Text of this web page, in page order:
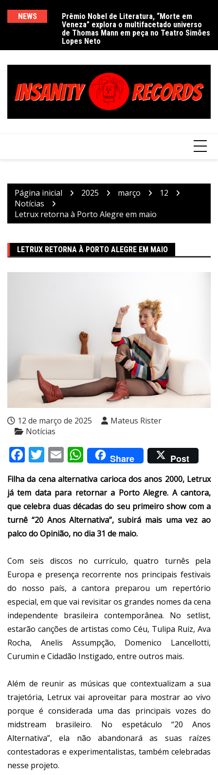
NEWS
Prêmio Nobel de Literatura, “Morte em
Veneza” explora o multifacetado universo
de Thomas Mann em peça no Teatro Simões
Lopes Neto
Página inicial 2025 março
12
Notícias
Letrux retorna à Porto Alegre em maio
LETRUX RETORNA À PORTO ALEGRE EM MAIO
12 de março de 2025
Mateus Rister
Notícias
Facebook
Twitter
EmailWhatsApp
Share Post
Filha da cena alternativa carioca dos anos 2000, Letrux
já tem data para retornar a Porto Alegre. A cantora,
que celebra duas décadas do seu primeiro show com a
turnê “20 Anos Alternativa”, subirá mais uma vez ao
palco do Opinião, no dia 31 de maio.
Com seis discos no currículo, quatro turnês pela
Europa e presença recorrente nos principais festivais
do nosso país, a cantora preparou um repertório
especial, em que vai revisitar os grandes nomes da cena
independente brasileira contemporânea. No setlist,
estarão canções de artistas como Céu, Tulipa Ruiz, Ava
Rocha, Anelis Assumpção, Domenico Lancellotti,
Curumin e Cidadão Instigado, entre outros mais.
Além de reunir as músicas que contextualizam a sua
trajetória, Letrux vai aproveitar para mostrar ao vivo
porque é considerada uma das principais vozes do
midstream brasileiro. No espetáculo “20 Anos
Alternativa”, ela não abandonará as suas raízes
contestadoras e experimentalistas, também celebradas
nesse projeto.